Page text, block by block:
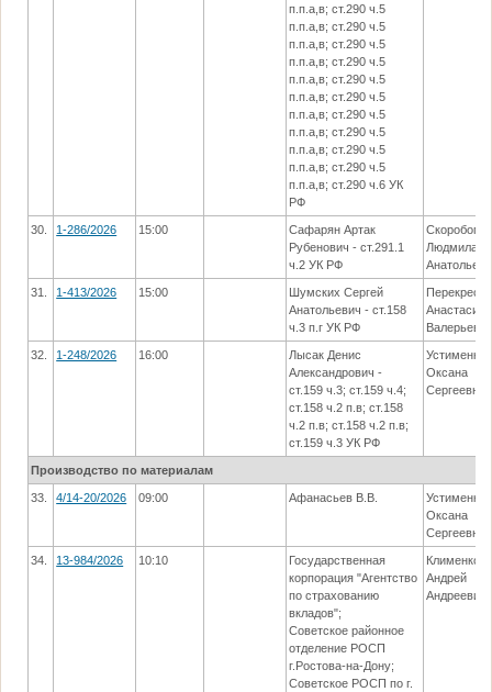
п.п.а,в; ст.290 ч.5
п.п.а,в; ст.290 ч.5
п.п.а,в; ст.290 ч.5
п.п.а,в; ст.290 ч.5
п.п.а,в; ст.290 ч.5
п.п.а,в; ст.290 ч.5
п.п.а,в; ст.290 ч.5
п.п.а,в; ст.290 ч.5
п.п.а,в; ст.290 ч.5
п.п.а,в; ст.290 ч.5
п.п.а,в; ст.290 ч.6 УК
РФ
30. 1-286/2026 15:00
Сафарян Артак
Рубенович - ст.291.1
ч.2 УК РФ
Людмила
31. 1-413/2026 15:00
Шумских Сергей
Анатольевич - ст.158
ч.3 п.г УК РФ
Анастасия
32. 1-248/2026 16:00
Лысак Денис
Александрович -
ст.159 ч.3; ст.159 ч.4;
ст.158 ч.2 п.в; ст.158
ч.2 п.в; ст.158 ч.2 п.в;
ст.159 ч.3 УК РФ
Устименко
Оксана
Сергеевна
Производство по материалам
33. 4/14-20/2026 09:00 Афанасьев В.В.
Устименко
Оксана
Сергеевна
34. 13-984/2026 10:10
Государственная
корпорация "Агентство
по страхованию
вкладов";
Советское районное
отделение РОСП
г.Ростова-на-Дону;
Советское РОСП по г.
Клименко
Андрей
Андреевич